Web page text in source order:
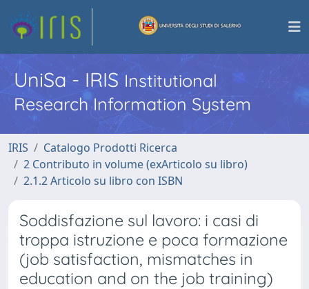
UniSa - IRISInstitutional
Research Information System
IRIS
Catalogo Prodotti Ricerca
2 Contributo in volume (exArticolo su libro)
2.1.2 Articolo su libro con ISBN
Soddisfazione sul lavoro: i casi di
troppa istruzione e poca formazione
(job satisfaction, mismatches in
education and on the job training)